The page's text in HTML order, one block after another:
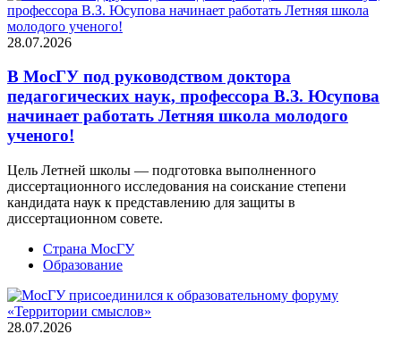
28.07.2026
В МосГУ под руководством доктора
педагогических наук, профессора В.З. Юсупова
начинает работать Летняя школа молодого
ученого!
Цель Летней школы — подготовка выполненного
диссертационного исследования на соискание степени
кандидата наук к представлению для защиты в
диссертационном совете.
Страна МосГУ
Образование
28.07.2026